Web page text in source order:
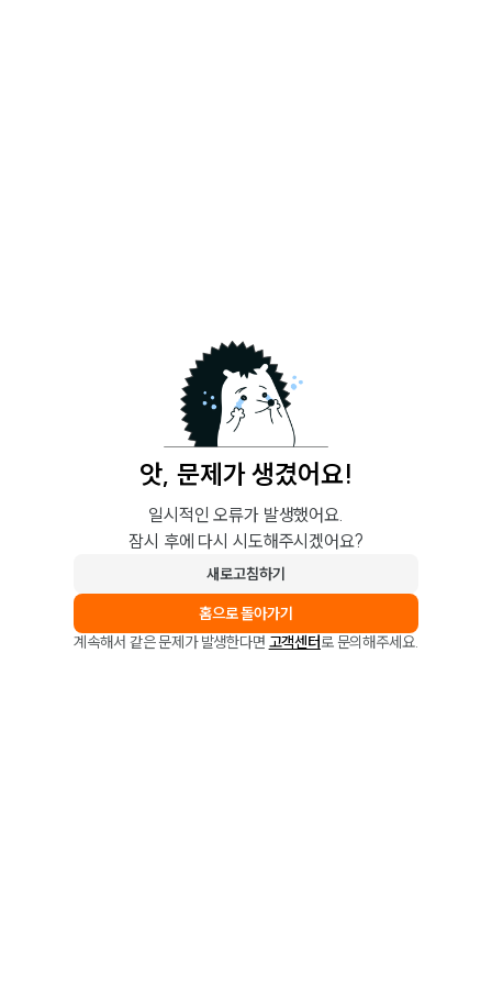
앗, 문제가 생겼어요!
일시적인 오류가 발생했어요.
잠시 후에 다시 시도해주시겠어요?
새로고침하기
홈으로 돌아가기
계속해서 같은 문제가 발생한다면 고객센터로 문의해주세요.